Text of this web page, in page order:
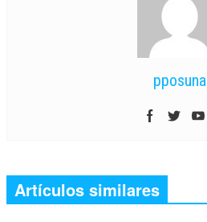
pposuna
Artículos similares